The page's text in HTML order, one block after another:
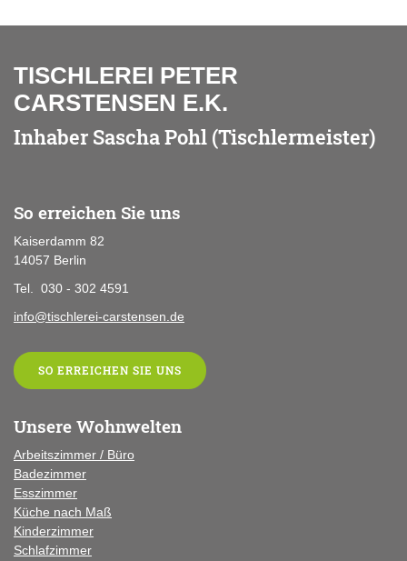
TISCHLEREI PETER
CARSTENSEN E.K.
Inhaber Sascha Pohl (Tischlermeister)
So erreichen Sie uns
Kaiserdamm 82
14057 Berlin
Tel. 030 - 302 4591
info@tischlerei-carstensen.de
SO ERREICHEN SIE UNS
Unsere Wohnwelten
Arbeitszimmer / Büro
Badezimmer
Esszimmer
Küche nach Maß
Kinderzimmer
Schlafzimmer